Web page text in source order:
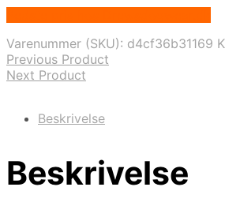
Varenummer (SKU): d4cf36b31169
Previous Product
Next Product
Beskrivelse
Beskrivelse